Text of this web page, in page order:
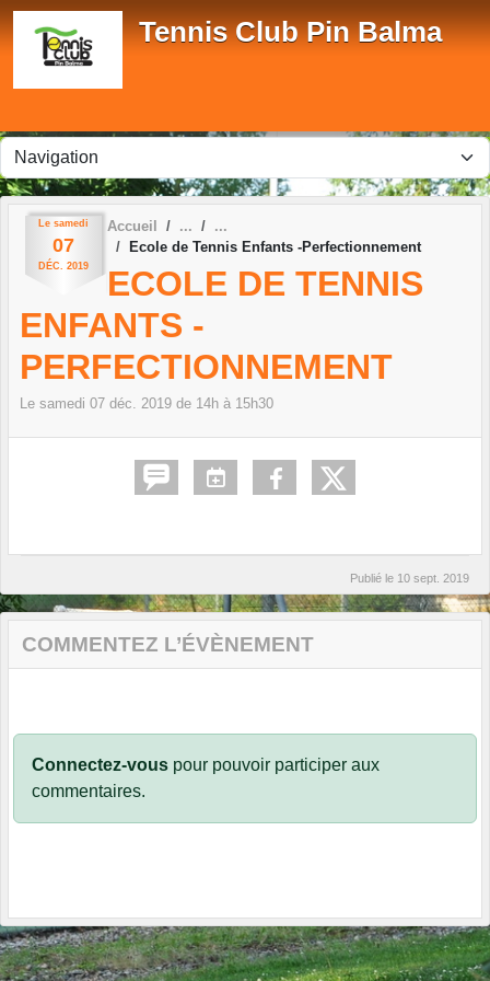
Tennis Club Pin Balma
Le samedi
07
DÉC. 2019
Accueil
Ecole de Tennis Enfants -Perfectionnement
ECOLE DE TENNIS
ENFANTS -
PERFECTIONNEMENT
Le samedi 07 déc. 2019 de 14h à 15h30
Publié le 10 sept. 2019
COMMENTEZ L’ÉVÈNEMENT
Connectez-vous pour pouvoir participer aux
commentaires.
Panneau de gestion des cookies